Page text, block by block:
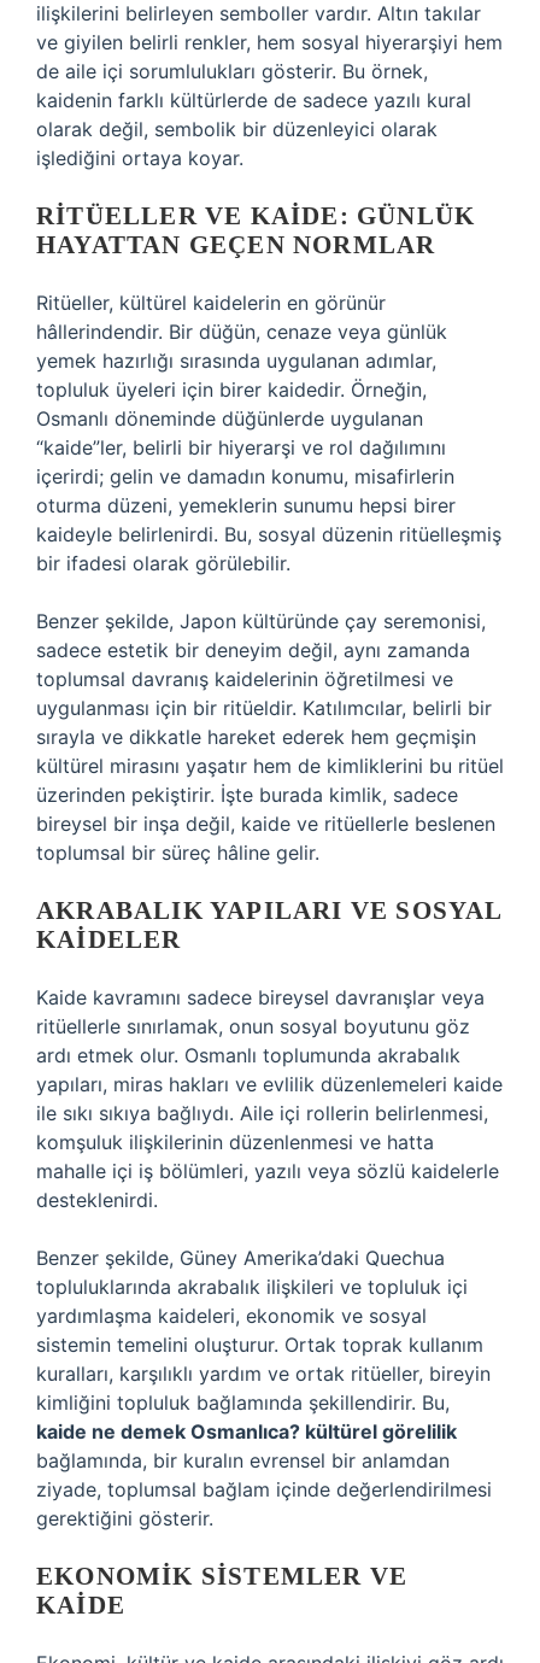
ilişkilerini belirleyen semboller vardır. Altın takılar
ve giyilen belirli renkler, hem sosyal hiyerarşiyi hem
de aile içi sorumlulukları gösterir. Bu örnek,
kaidenin farklı kültürlerde de sadece yazılı kural
olarak değil, sembolik bir düzenleyici olarak
işlediğini ortaya koyar.
RITÜELLER VE KAIDE: GÜNLÜK
HAYATTAN GEÇEN NORMLAR
Ritüeller, kültürel kaidelerin en görünür
hâllerindendir. Bir düğün, cenaze veya günlük
yemek hazırlığı sırasında uygulanan adımlar,
topluluk üyeleri için birer kaidedir. Örneğin,
Osmanlı döneminde düğünlerde uygulanan
“kaide”ler, belirli bir hiyerarşi ve rol dağılımını
içerirdi; gelin ve damadın konumu, misafirlerin
oturma düzeni, yemeklerin sunumu hepsi birer
kaideyle belirlenirdi. Bu, sosyal düzenin ritüelleşmiş
bir ifadesi olarak görülebilir.
Benzer şekilde, Japon kültüründe çay seremonisi,
sadece estetik bir deneyim değil, aynı zamanda
toplumsal davranış kaidelerinin öğretilmesi ve
uygulanması için bir ritüeldir. Katılımcılar, belirli bir
sırayla ve dikkatle hareket ederek hem geçmişin
kültürel mirasını yaşatır hem de kimliklerini bu ritüel
üzerinden pekiştirir. İşte burada kimlik, sadece
bireysel bir inşa değil, kaide ve ritüellerle beslenen
toplumsal bir süreç hâline gelir.
AKRABALIK YAPILARI VE SOSYAL
KAIDELER
Kaide kavramını sadece bireysel davranışlar veya
ritüellerle sınırlamak, onun sosyal boyutunu göz
ardı etmek olur. Osmanlı toplumunda akrabalık
yapıları, miras hakları ve evlilik düzenlemeleri kaide
ile sıkı sıkıya bağlıydı. Aile içi rollerin belirlenmesi,
komşuluk ilişkilerinin düzenlenmesi ve hatta
mahalle içi iş bölümleri, yazılı veya sözlü kaidelerle
desteklenirdi.
Benzer şekilde, Güney Amerika’daki Quechua
topluluklarında akrabalık ilişkileri ve topluluk içi
yardımlaşma kaideleri, ekonomik ve sosyal
sistemin temelini oluşturur. Ortak toprak kullanım
kuralları, karşılıklı yardım ve ortak ritüeller, bireyin
kimliğini topluluk bağlamında şekillendirir. Bu,
kaide ne demek Osmanlıca? kültürel görelilik
bağlamında, bir kuralın evrensel bir anlamdan
ziyade, toplumsal bağlam içinde değerlendirilmesi
gerektiğini gösterir.
EKONOMIK SISTEMLER VE
KAIDE